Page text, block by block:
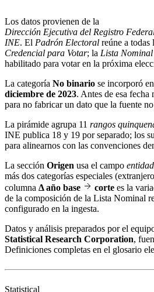
Los datos provienen de la
Dirección Ejecutiva del Registro
INE. El Padrón Electoral reúne a todas
Credencial para Votar; la Lista Nominal
habilitado para votar en la próxima
La categoría No binario se incorporó
diciembre de 2023. Antes de esa fecha
para no fabricar un dato que la fuente
La pirámide agrupa 11 rangos
INE publica 18 y 19 por separado; los
para alinearnos con las convenciones
La sección Origen usa el campo
más dos categorías especiales
columna Δ año base corte es la
de la composición de la Lista Nominal
configurado en la ingesta.
Datos y análisis preparados por el
Statistical Research Corporation,
Definiciones completas en el glosario
Statistical